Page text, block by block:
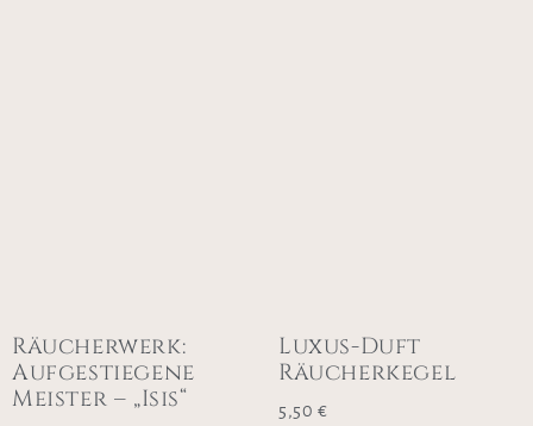
Räucherwerk:
Aufgestiegene
Meister – „Isis“
Luxus-Duft
Räucherkegel
5,50 €